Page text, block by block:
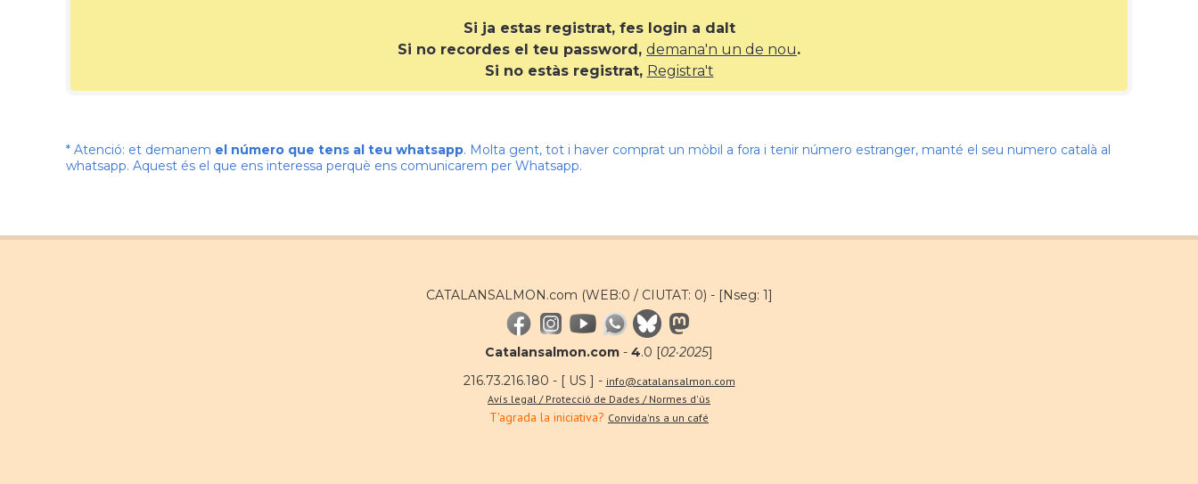
Si ja estas registrat, fes login a dalt
Si no recordes el teu password, demana'n un de nou.
Si no estàs registrat, Registra't
* Atenció: et demanem el número que tens al teu whatsapp. Molta gent, tot i haver comprat un mòbil a fora i tenir número estranger, manté el seu numero català al
whatsapp. Aquest és el que ens interessa perquè ens comunicarem per Whatsapp.
CATALANSALMON.com (WEB:0 / CIUTAT: 0) - [Nseg: 1]
Catalansalmon.com - 4.0 [02·2025]
216.73.216.180 - [ US ] - info@catalansalmon.com
Avís legal / Protecció de Dades / Normes d'ús
T'agrada la iniciativa? Convida'ns a un café